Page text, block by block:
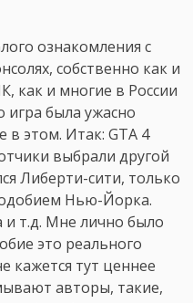
ознакомления с
собственно как и
как и многие в России
игра была ужасно
в этом. Итак: GTA 4
выбрали другой
Либерти-сити, только
Нью-Йорка.
и т.д. Мне лично было
это реального
кажется тут ценнее
авторы, такие,